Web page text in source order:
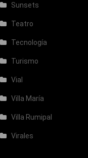
Sunsets
Teatro
Tecnología
Turismo
Vial
Villa María
Villa Rumipal
Virales